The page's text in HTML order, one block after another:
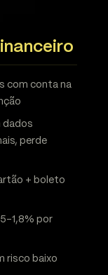
com conta na
dados
perde
+ boleto
1,8% por
risco baixo